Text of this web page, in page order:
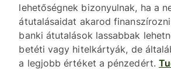
lehetőségnek bizonyulnak, ha a
átutalásaidat akarod
banki átutalások lassabbak
betéti vagy hitelkártyák, de
a legjobb értéket a pénzedért.